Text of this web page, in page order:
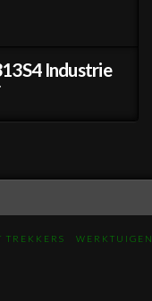
Industrie
TREKKERS WERKTUIGEN